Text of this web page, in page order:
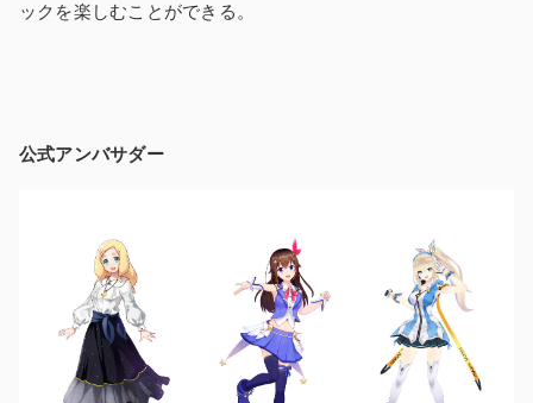
ックを楽しむことができる。
公式アンバサダー